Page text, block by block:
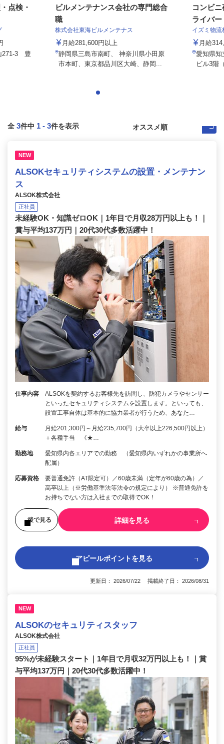
点検・
271-3 豊
ビルメンテナンス会社の専門総合
職
株式会社東海ビルメンテナス
月給281,600円以上
静岡県三島市南町、 神奈川県小田原
市本町、東京都品川区大崎、静岡...
コンビ
ライバー
イズミ物
月給
愛知県
ビル3階
全 3件中 1 - 3件を表示
NEW
ALSOKセキュリティシステムの設置・メンテナン
ス
ALSOK株式会社
正社員
未経験OK・知識ゼロOK｜1年目で月収28万円以上も！｜
賞与平均137万円｜20代30代多数活躍中！
仕事内容
ALSOKを契約するお客様先を訪問し、防犯カメラやセンサー
といったセキュリティシステムを設置します。といっても、
設置工事自体は基本的に協力業者が行うため、あなた…
給与
月給201,300円～月給235,700円（大卒以上226,500円以上）
＋各種手当 《★…
勤務地
愛知県内各エリアでの勤務 （愛知県内いずれかの事業所へ
配属）
応募資格
要普通免許（AT限定可）／60歳未満（定年が60歳の為）／
高卒以上（※労働基準法等法令の規定により） ※普通免許を
お持ちでない方は入社までの取得でOK！
後で見る 詳細を見る
アピールポイントを見る
更新日： 2026/07/22 掲載終了日： 2026/08/31
NEW
ALSOKのセキュリティスタッフ
ALSOK株式会社
正社員
95%が未経験スタート｜1年目で月収32万円以上も！｜賞
与平均137万円｜20代30代多数活躍中！